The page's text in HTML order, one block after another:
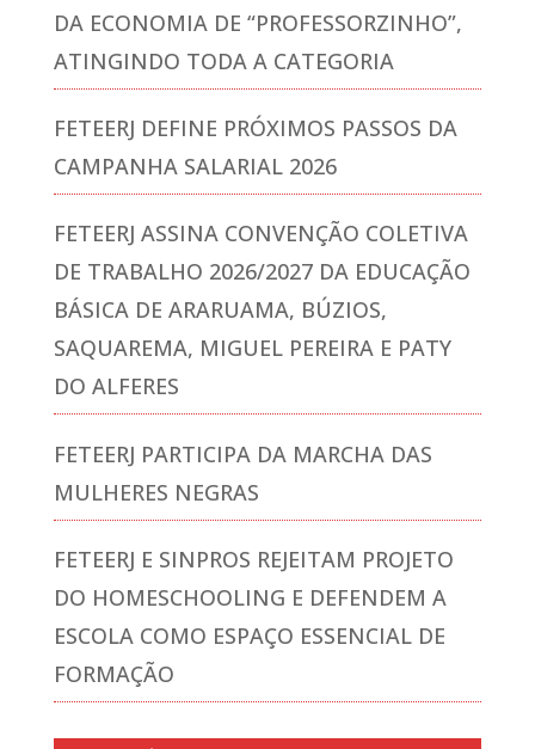
DA ECONOMIA DE “PROFESSORZINHO”,
ATINGINDO TODA A CATEGORIA
FETEERJ DEFINE PRÓXIMOS PASSOS DA
CAMPANHA SALARIAL 2026
FETEERJ ASSINA CONVENÇÃO COLETIVA
DE TRABALHO 2026/2027 DA EDUCAÇÃO
BÁSICA DE ARARUAMA, BÚZIOS,
SAQUAREMA, MIGUEL PEREIRA E PATY
DO ALFERES
FETEERJ PARTICIPA DA MARCHA DAS
MULHERES NEGRAS
FETEERJ E SINPROS REJEITAM PROJETO
DO HOMESCHOOLING E DEFENDEM A
ESCOLA COMO ESPAÇO ESSENCIAL DE
FORMAÇÃO